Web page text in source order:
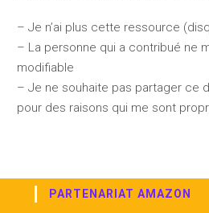
– Je n’ai plus cette ressource
– La personne qui a contribué ne
modifiable
– Je ne souhaite pas partager ce
pour des raisons qui me sont
PARTENARIAT AMAZON